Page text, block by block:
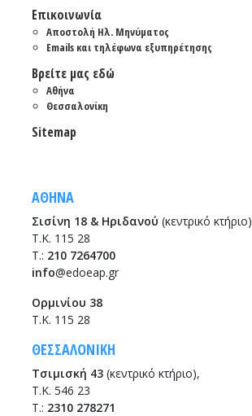
Επικοινωνία
Αποστολή Ηλ. Μηνύματος
Emails και τηλέφωνα εξυπηρέτησης
Βρείτε μας εδώ
Αθήνα
Θεσσαλονίκη
Sitemap
ΑΘΗΝΑ
Σισίνη 18 & Ηριδανού (κεντρικό κτήριο)
Τ.Κ. 115 28
T.: 210 7264700
info@edoeap.gr
Ορμινίου 38
Τ.Κ. 115 28
ΘΕΣΣΑΛΟΝΙΚΗ
Τσιμισκή 43 (κεντρικό κτήριο),
Τ.Κ. 546 23
T.: 2310 278271